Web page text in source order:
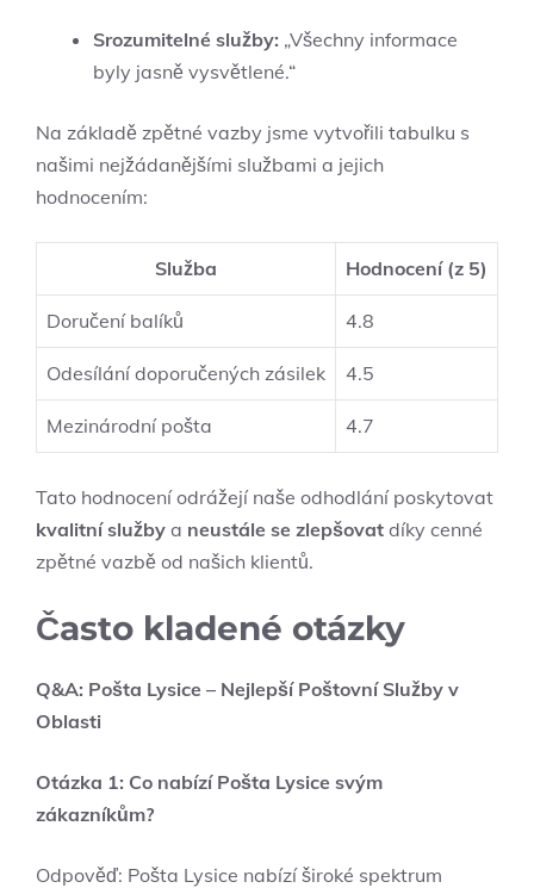
Srozumitelné služby: „Všechny informace
byly jasně vysvětlené.“
Na základě zpětné vazby jsme vytvořili tabulku s
našimi nejžádanějšími službami a jejich
hodnocením:
Služba Hodnocení (z 5)
Doručení balíků 4.8
Odesílání doporučených zásilek 4.5
Mezinárodní pošta 4.7
Tato hodnocení odrážejí naše odhodlání poskytovat
kvalitní služby a neustále se zlepšovat díky cenné
zpětné vazbě od našich klientů.
Často kladené otázky
Q&A: Pošta Lysice – Nejlepší Poštovní Služby v
Oblasti
Otázka 1: Co nabízí Pošta Lysice svým
zákazníkům?
Odpověď: Pošta Lysice nabízí široké spektrum